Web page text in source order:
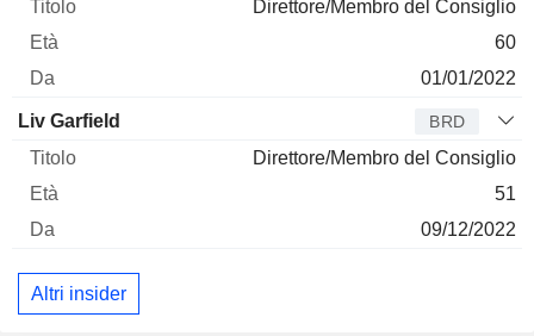
Direttore/Membro del Consiglio
60
01/01/2022
Liv Garfield BRD
Direttore/Membro del Consiglio
51
09/12/2022
Altri insider